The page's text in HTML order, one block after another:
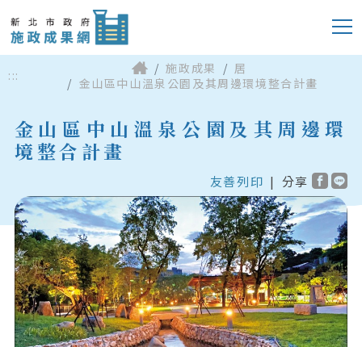
::: 施政成果
居
金山區中山溫泉公園及其周邊環境整合計畫
金山區中山溫泉公園及其周邊環
境整合計畫
友善列印 | 分享